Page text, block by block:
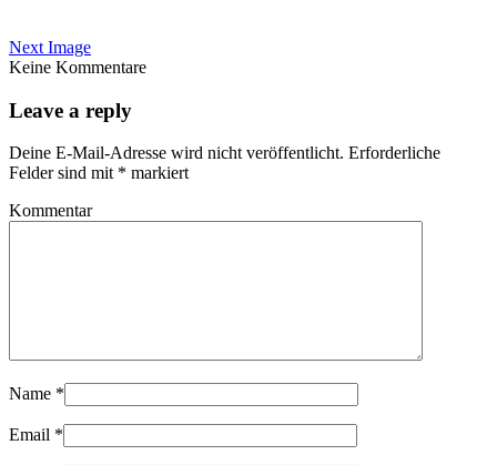
Next Image
Keine Kommentare
Leave a reply
Deine E-Mail-Adresse wird nicht veröffentlicht. Erforderliche
Felder sind mit * markiert
Kommentar
Name *
Email *